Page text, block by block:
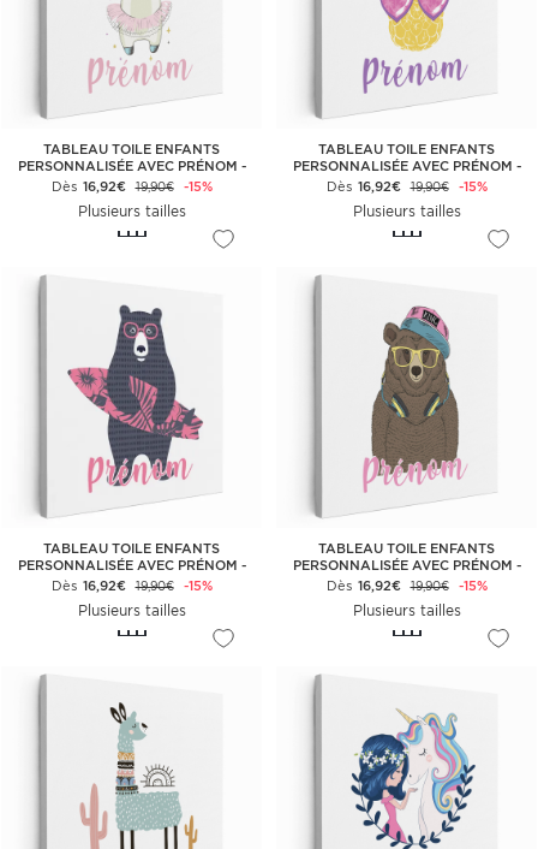
TABLEAU TOILE ENFANTS
PERSONNALISÉE AVEC PRÉNOM -
DANSEUSE LICORNE
Dès 16,92€ 19,90€ -15%
Plusieurs tailles
TABLEAU TOILE ENFANTS
PERSONNALISÉE AVEC PRÉNOM -
ANANAS
Dès 16,92€ 19,90€ -15%
Plusieurs tailles
TABLEAU TOILE ENFANTS
PERSONNALISÉE AVEC PRÉNOM -
OURS SURFEUR
Dès 16,92€ 19,90€ -15%
Plusieurs tailles
TABLEAU TOILE ENFANTS
PERSONNALISÉE AVEC PRÉNOM -
OURS MUSIQUE
Dès 16,92€ 19,90€ -15%
Plusieurs tailles